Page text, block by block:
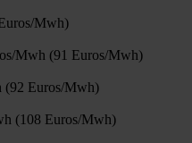
Mwh)
Mwh (91 Euros/Mwh)
(92 Euros/Mwh)
(108 Euros/Mwh)